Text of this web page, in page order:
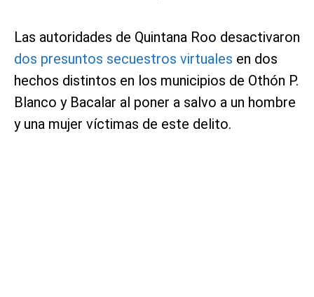
Las autoridades de Quintana Roo desactivaron
dos presuntos secuestros virtuales en dos
hechos distintos en los municipios de Othón P.
Blanco y Bacalar al poner a salvo a un hombre
y una mujer víctimas de este delito.